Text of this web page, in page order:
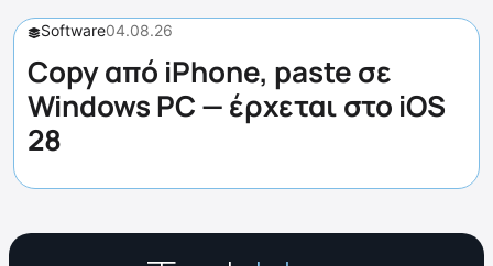
Software04.08.26
Copy από iPhone, paste σε
Windows PC — έρχεται στο iOS
28